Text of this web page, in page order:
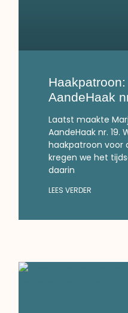
AandeHaak
Laatst maakte
AandeHaak nr.
haakpatroon voor
kregen we het
daarin
LEES VERDER